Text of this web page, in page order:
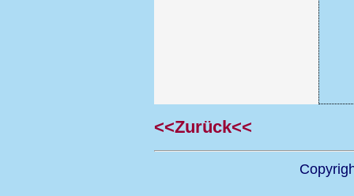
<<Zurück<<